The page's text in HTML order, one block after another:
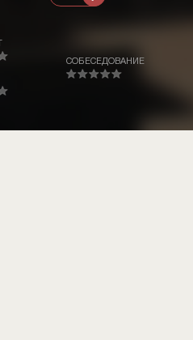
СОБЕСЕДОВАНИЕ